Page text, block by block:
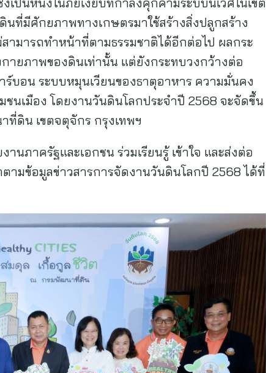
ที่มีศักยภาพทางเกษตรมาใช้สร้างสิ่งปลูกสร้าง
มารถทำหน้าที่ตามธรรมชาติได้อีกต่อไป ผลกระ
ยภาพของดินเท่านั้น แต่ยังกระทบวงกว้างต่อ
บอน ระบบหมุนเวียนของธาตุอาหาร ความมั่นคง
นเมือง โดยงานวันดินโลกประจำปี 2568 จะจัดขึ้น
ดิน เขตจตุจักร กรุงเทพฯ
ภาครัฐและเอกชน ร่วมเรียนรู้ เข้าใจ และส่งต่อ
มข้อมูลข่าวสารการจัดงานวันดินโลกปี 2568 ได้ที่